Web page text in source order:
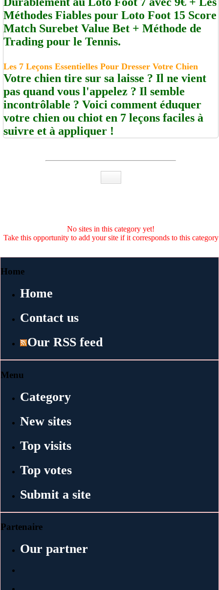
Méthodes Fiables pour Loto Foot 15 Score
Match Surebet Value Bet + Méthode de
Trading pour le Tennis.
Les 7 Leçons Essentielles Pour Dresser Votre Chien
Votre chien tire sur sa laisse ? Il ne vient
pas quand vous l'appelez ? Il semble
incontrôlable ? Voici comment éduquer
votre chien ou chiot en 7 leçons faciles à
suivre et à appliquer !
No sites in this category yet!
Take this opportunity to add your site if it corresponds to this category
Home
Home
Contact us
Our RSS feed
Menu
Category
New sites
Top visits
Top votes
Submit a site
Partenaire
Our partner